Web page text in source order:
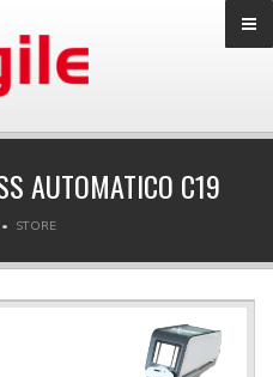
AUTOMATICO C19
STORE